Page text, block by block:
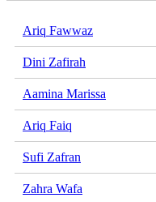
Ariq Fawwaz
Dini Zafirah
Aamina Marissa
Ariq Faiq
Sufi Zafran
Zahra Wafa